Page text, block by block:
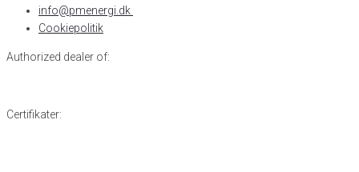
info@pmenergi.dk​ ​
Cookiepolitik
Authorized dealer of:
Certifikater: